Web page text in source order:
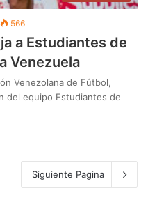
566
a Estudiantes de
Venezuela
Venezolana de Fútbol,
del equipo Estudiantes de
Siguiente Pagina